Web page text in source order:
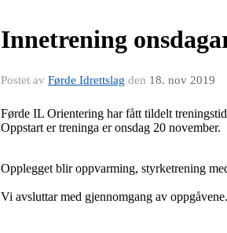
Innetrening
Postet av Førde Idrettslag den 18. nov 2019
Førde IL Orientering har fått tildelt
Oppstart er treninga er onsdag 20 november.
Opplegget blir oppvarming, styrketrening
Vi avsluttar med gjennomgang av oppgåvene.